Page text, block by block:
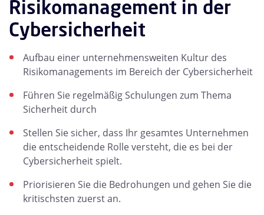
Risikomanagement in der
Cybersicherheit
Aufbau einer unternehmensweiten Kultur des
Risikomanagements im Bereich der Cybersicherheit
Führen Sie regelmäßig Schulungen zum Thema
Sicherheit durch
Stellen Sie sicher, dass Ihr gesamtes Unternehmen
die entscheidende Rolle versteht, die es bei der
Cybersicherheit spielt.
Priorisieren Sie die Bedrohungen und gehen Sie die
kritischsten zuerst an.